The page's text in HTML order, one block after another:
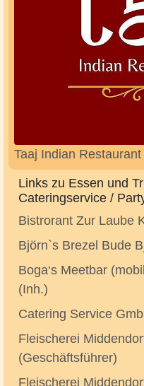
Taaj Indian
Links zu Essen und
Cateringservice /
Bistrorant Zur Laube
Björn`s Brezel Bude
Boga‘s Meetbar
(Inh.)
Catering Service
Fleischerei
(Geschäftsführer)
Fleischerei